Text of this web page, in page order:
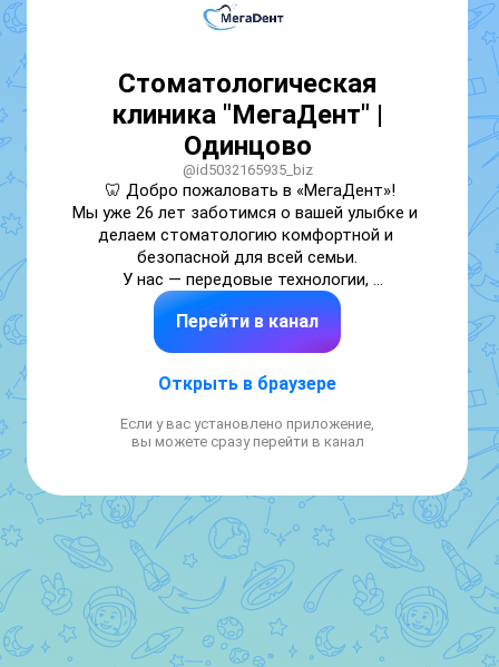
Стоматологическая
клиника "МегаДент" |
Одинцово
@id5032165935_biz
🦷 Добро пожаловать в «МегаДент»!
Мы уже 26 лет заботимся о вашей улыбке и
делаем стоматологию комфортной и
безопасной для всей семьи.
У нас — передовые технологии,
индивидуальный подход к каждому
пациенту и дружелюбная атмосфера, где
ваша улыбка в надежных руках.
📍 Адрес: г. Одинцово, Можайское ш., д. 86‑Б
+7 (495) 590‑85‑85
🌐 megadent-stom.ru
Перейти в канал
Открыть в браузере
Если у вас установлено приложение,
вы можете сразу перейти в канал